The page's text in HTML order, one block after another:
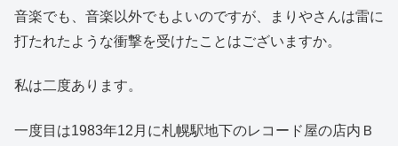
音楽でも、音楽以外でもよいのですが、まりやさんは雷に
打たれたような衝撃を受けたことはございますか。
私は二度あります。
一度目は1983年12月に札幌駅地下のレコード屋の店内Ｂ